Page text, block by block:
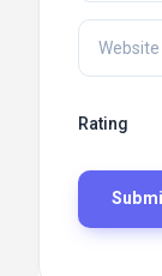
Rating